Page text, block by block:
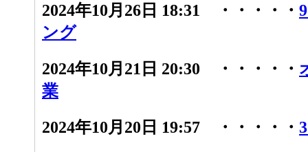
2024年10月26日 18:31 ・・・・・
ング
2024年10月21日 20:30 ・・・・・
業
2024年10月20日 19:57 ・・・・・